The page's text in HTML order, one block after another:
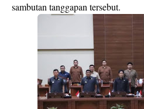
sambutan tanggapan tersebut.